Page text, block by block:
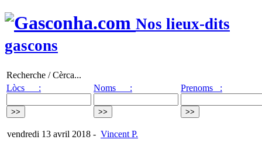
Nos lieux-dits
gascons
Recherche / Cèrca...
Lòcs :
Noms : Prenoms :
vendredi 13 avril 2018 - Vincent P.